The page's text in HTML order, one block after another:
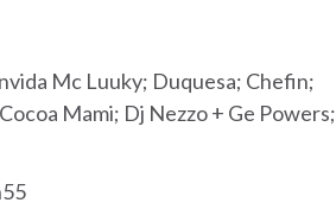
Mc Luuky; Duquesa; Chefin;
Mami; Dj Nezzo + Ge Powers;